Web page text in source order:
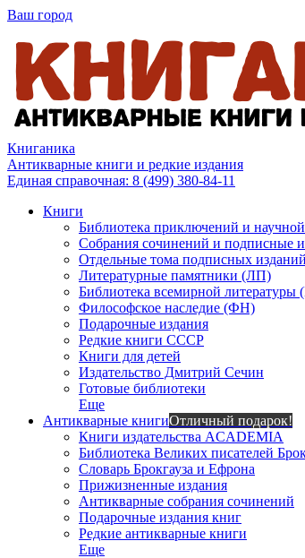
Ваш город
Книганика
Антикварные книги и редкие издания
Единая справочная: 8 (499) 380-84-11
Книги
Библиотека приключений и
Собрания сочинений и подписные
Отдельные тома подписных изданий
Литературные памятники (ЛП)
Библиотека всемирной литературы
Философское наследие (ФН)
Подарочные издания
Редкие книги СССР
Книги для детей
Издательство Дмитрий Сечин
Готовые библиотеки
Еще
Антикварные книгиОтличный подарок!
Книги издательства ACADEMIA
Библиотека Великих писателей
Словарь Брокгауза и Ефрона
Прижизненные издания
Антикварные собрания сочинений
Подарочные издания книг
Редкие антикварные книги
Еще